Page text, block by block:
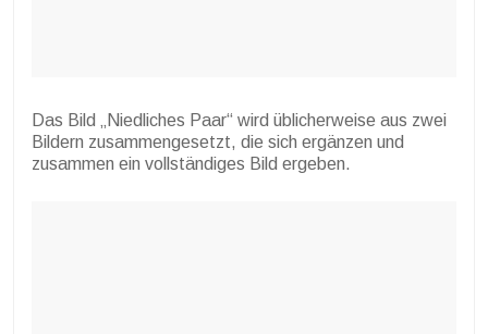
Das Bild „Niedliches Paar“ wird üblicherweise aus zwei
Bildern zusammengesetzt, die sich ergänzen und
zusammen ein vollständiges Bild ergeben.